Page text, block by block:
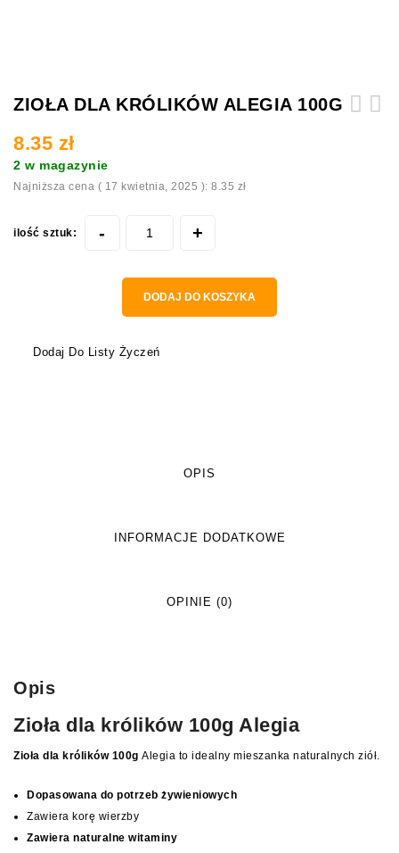
ZIOŁA DLA KRÓLIKÓW ALEGIA 100G
8.35 zł
2 w magazynie
Najniższa cena ( 17 kwietnia, 2025 ): 8.35 zł
ilość sztuk:
DODAJ DO KOSZYKA
Dodaj Do Listy Życzeń
OPIS
INFORMACJE DODATKOWE
OPINIE (0)
Opis
Zioła dla królików 100g Alegia
Zioła dla królików 100g Alegia to idealny mieszanka naturalnych ziół.
Dopasowana do potrzeb żywieniowych
Zawiera korę wierzby
Zawiera naturalne witaminy